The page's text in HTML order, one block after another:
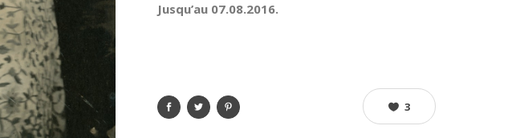
Jusqu’au 07.08.2016.
3